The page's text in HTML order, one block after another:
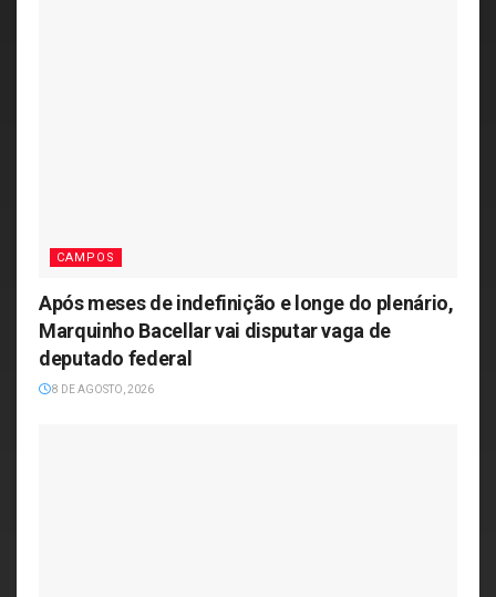
CAMPOS
Após meses de indefinição e longe do plenário,
Marquinho Bacellar vai disputar vaga de
deputado federal
8 DE AGOSTO, 2026